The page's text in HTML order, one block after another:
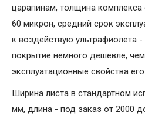
царапинам, толщина комплекса
60 микрон, средний срок
к воздействую ультрафиолета
покрытие немного дешевле, чем
эксплуатационные свойства
Ширина листа в стандартном
мм, длина - под заказ от 2000